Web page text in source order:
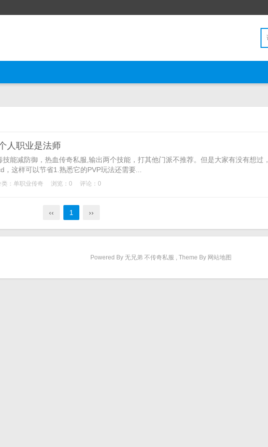
人职业是法师
减防御，热血传奇私服,输出两个技能，打其他门派不推荐。但是大家有没有想过，
，这样可以节省1.熟悉它的PVP玩法还需要...
： 单职业传奇 浏览：0 评论：0
‹‹ 1 ››
Powered By 无兄弟 不传奇私服 , Theme By 网站地图